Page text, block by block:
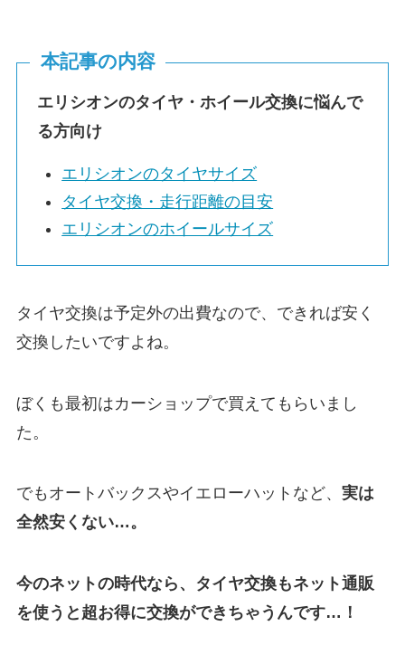
本記事の内容
エリシオンのタイヤ・ホイール交換に悩んで
る方向け
エリシオンのタイヤサイズ
タイヤ交換・走行距離の目安
エリシオンのホイールサイズ
タイヤ交換は予定外の出費なので、できれば安く
交換したいですよね。
ぼくも最初はカーショップで買えてもらいまし
た。
でもオートバックスやイエローハットなど、 実は
全然安くない…。
今のネットの時代なら、タイヤ交換もネット通販
を使うと超お得に交換ができちゃうんです…！